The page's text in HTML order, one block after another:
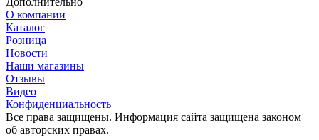
О компании
Каталог
Розница
Новости
Наши магазины
Отзывы
Видео
Конфиденциальность
Все права защищены. Информация сайта защищена законом
об авторских правах.